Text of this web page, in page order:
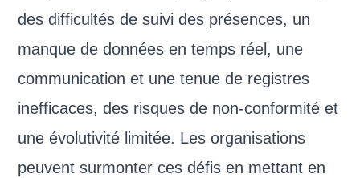
des difficultés de suivi des présences, un
manque de données en temps réel, une
communication et une tenue de registres
inefficaces, des risques de non-conformité et
une évolutivité limitée. Les organisations
peuvent surmonter ces défis en mettant en